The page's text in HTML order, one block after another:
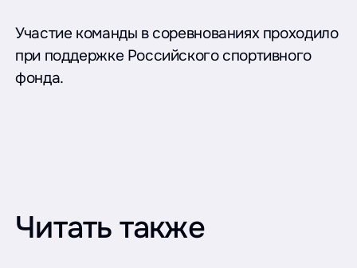
Участие команды в соревнованиях проходило
при поддержке Российского спортивного
фонда.
Читать также